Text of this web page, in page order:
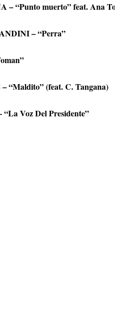
– “Punto muerto” feat. Ana
– “Perra”
“Maldito” (feat. C. Tangana)
Voz Del Presidente”